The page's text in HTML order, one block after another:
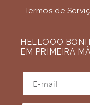
Termos de
HELLOOO
EM PRIMEIRA
E-mail